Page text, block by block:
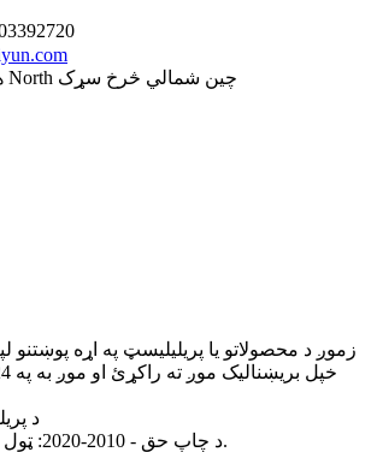
د Xinle ، هیبي North چین شمالي څرخ سړک
زموږ د محصولاتو یا پریلیلیسټ په اړه پوښتنو
د
© د چاپ حق - 2010-2020: ټول حقونه خوندي دي.